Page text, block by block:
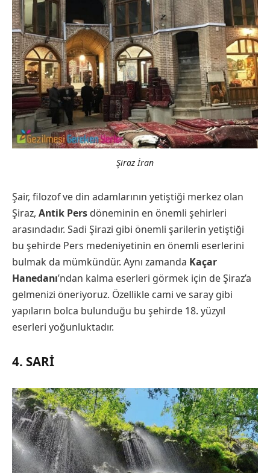
Şiraz İran
Şair, filozof ve din adamlarının yetiştiği merkez olan
Şiraz, Antik Pers döneminin en önemli şehirleri
arasındadır. Sadi Şirazi gibi önemli şarilerin yetiştiği
bu şehirde Pers medeniyetinin en önemli eserlerini
bulmak da mümkündür. Aynı zamanda Kaçar
Hanedanı’ndan kalma eserleri görmek için de Şiraz’a
gelmenizi öneriyoruz. Özellikle cami ve saray gibi
yapıların bolca bulunduğu bu şehirde 18. yüzyıl
eserleri yoğunluktadır.
4. SARI